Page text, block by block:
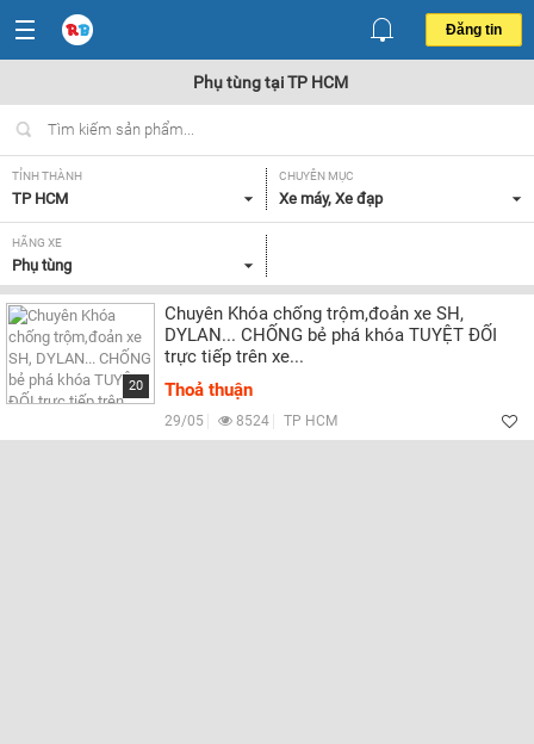
Đăng tin
Phụ tùng tại TP HCM
TỈNH THÀNH
TP HCM
CHUYÊN MỤC
Xe máy, Xe đạp
HÃNG XE
Phụ tùng
20
Chuyên Khóa chống trộm,đoản xe SH,
DYLAN... CHỐNG bẻ phá khóa TUYỆT ĐỐI
trực tiếp trên xe...
Thoả thuận
29/05 8524 TP HCM